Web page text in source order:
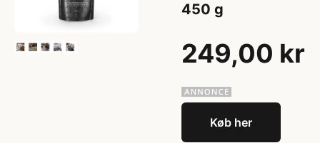
450 g
249,00 kr
Køb her